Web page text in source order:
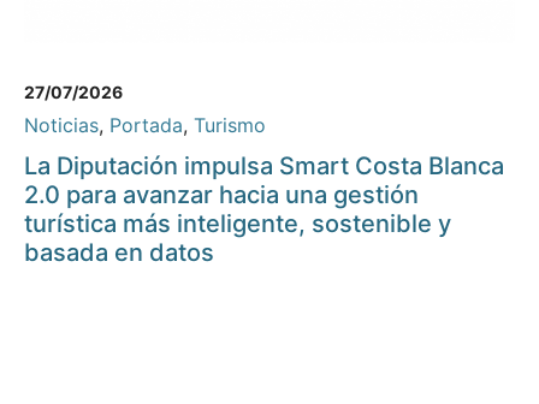
27/07/2026
Noticias, Portada, Turismo
La Diputación impulsa Smart Costa Blanca
2.0 para avanzar hacia una gestión
turística más inteligente, sostenible y
basada en datos